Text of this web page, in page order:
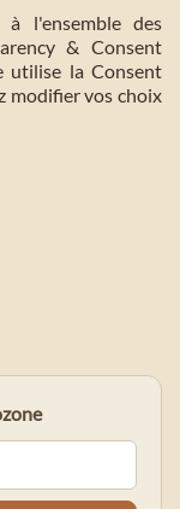
l'ensemble des
& Consent
utilise la Consent
modifier vos choix